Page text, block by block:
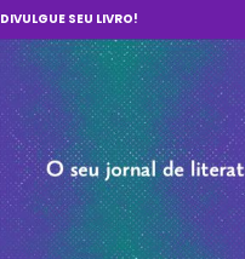
DIVULGUE SEU LIVRO!